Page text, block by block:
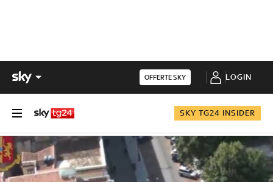
OFFERTE SKY LOGIN
SKY TG24 INSIDER